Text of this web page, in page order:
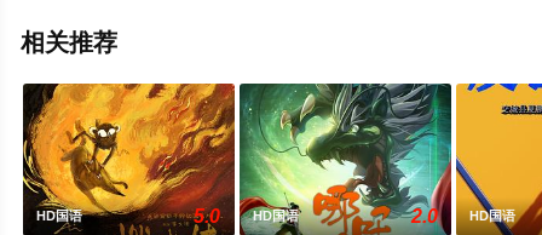
相关推荐
HD国语 5.0 HD国语 2.0 HD国语